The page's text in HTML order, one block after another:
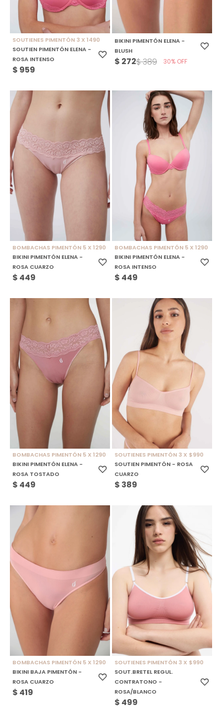
SOUTIENES PIMENTÓN 3 X 1490
SOUTIEN PIMENTÓN ELENA -
ROSA INTENSO
$ 959
BIKINI PIMENTÓN ELENA -
BLUSH
$ 272$389 30
BOMBACHAS PIMENTÓN 5 X 1290
BIKINI PIMENTÓN ELENA -
ROSA CUARZO
$ 449
BOMBACHAS PIMENTÓN 5 X 1290
BIKINI PIMENTÓN ELENA -
ROSA INTENSO
$ 449
BOMBACHAS PIMENTÓN 5 X 1290
BIKINI PIMENTÓN ELENA -
ROSA TOSTADO
$ 449
SOUTIENES PIMENTÓN 3 X $990
SOUTIEN PIMENTÓN - ROSA
CUARZO
$ 389
BOMBACHAS PIMENTÓN 5 X 1290
BIKINI BAJA PIMENTÓN -
ROSA CUARZO
$ 419
SOUTIENES PIMENTÓN 3 X $990
SOUT.BRETEL REGUL.
CONTRATONO -
ROSA/BLANCO
$ 499